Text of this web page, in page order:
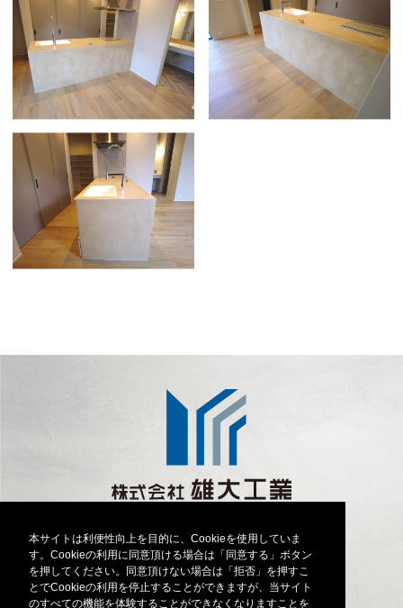
本サイトは利便性向上を目的に、Cookieを使用していま
す。Cookieの利用に同意頂ける場合は「同意する」ボタン
を押してください。同意頂けない場合は「拒否」を押すこ
とでCookieの利用を停止することができますが、当サイト
のすべての機能を体験することができなくなりますことを
〒889-0513
宮崎県延岡市土々呂町3丁目4021番地
アクセスマップ